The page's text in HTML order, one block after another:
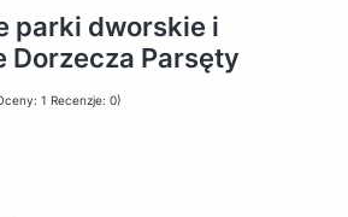
parki dworskie i
Dorzecza Parsęty
1 Recenzje: 0)